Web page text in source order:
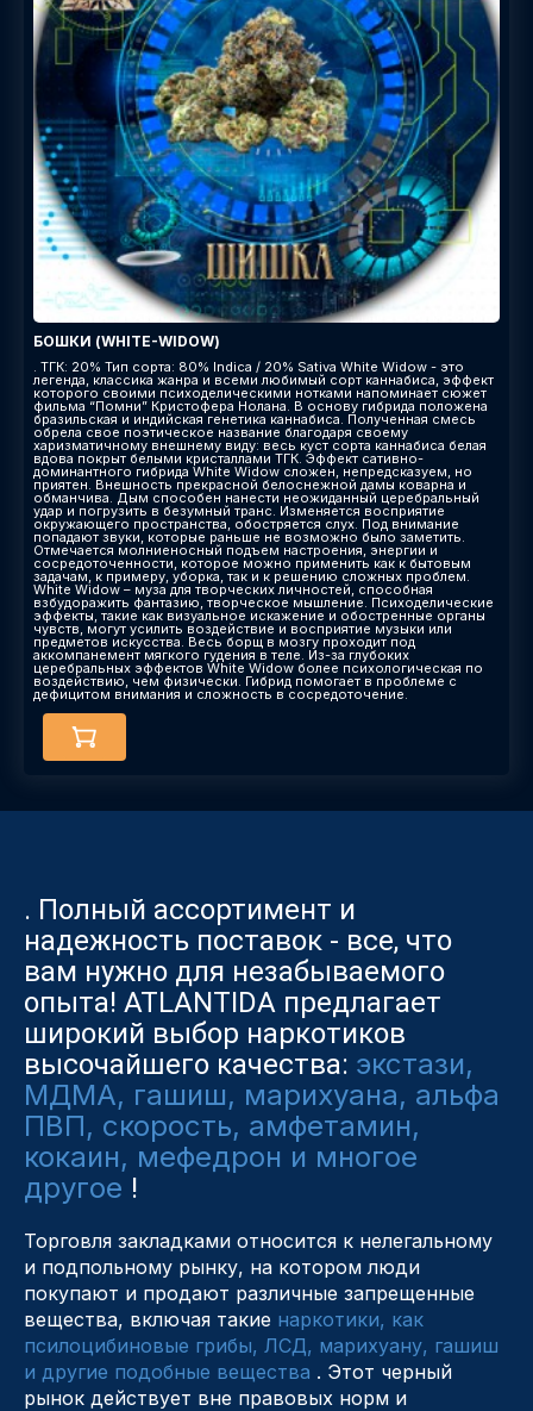
БОШКИ (WHITE-WIDOW)
. ТГК: 20% Тип сорта: 80% Indica / 20% Sativa White Widow - это
легенда, классика жанра и всеми любимый сорт каннабиса, эффект
которого своими психоделическими нотками напоминает сюжет
фильма “Помни” Кристофера Нолана. В основу гибрида положена
бразильская и индийская генетика каннабиса. Полученная смесь
обрела свое поэтическое название благодаря своему
харизматичному внешнему виду: весь куст сорта каннабиса белая
вдова покрыт белыми кристаллами ТГК. Эффект сативно-
доминантного гибрида White Widow сложен, непредсказуем, но
приятен. Внешность прекрасной белоснежной дамы коварна и
обманчива. Дым способен нанести неожиданный церебральный
удар и погрузить в безумный транс. Изменяется восприятие
окружающего пространства, обостряется слух. Под внимание
попадают звуки, которые раньше не возможно было заметить.
Отмечается молниеносный подъем настроения, энергии и
сосредоточенности, которое можно применить как к бытовым
задачам, к примеру, уборка, так и к решению сложных проблем.
White Widow – муза для творческих личностей, способная
взбудоражить фантазию, творческое мышление. Психоделические
эффекты, такие как визуальное искажение и обостренные органы
чувств, могут усилить воздействие и восприятие музыки или
предметов искусства. Весь борщ в мозгу проходит под
аккомпанемент мягкого гудения в теле. Из-за глубоких
церебральных эффектов White Widow более психологическая по
воздействию, чем физически. Гибрид помогает в проблеме с
дефицитом внимания и сложность в сосредоточение.
. Полный ассортимент и
надежность поставок - все, что
вам нужно для незабываемого
опыта! ATLANTIDA предлагает
широкий выбор наркотиков
высочайшего качества: экстази,
МДМА, гашиш, марихуана, альфа
ПВП, скорость, амфетамин,
кокаин, мефедрон и многое
другое !
Торговля закладками относится к нелегальному
и подпольному рынку, на котором люди
покупают и продают различные запрещенные
вещества, включая такие наркотики, как
псилоцибиновые грибы, ЛСД, марихуану, гашиш
и другие подобные вещества . Этот черный
рынок действует вне правовых норм и